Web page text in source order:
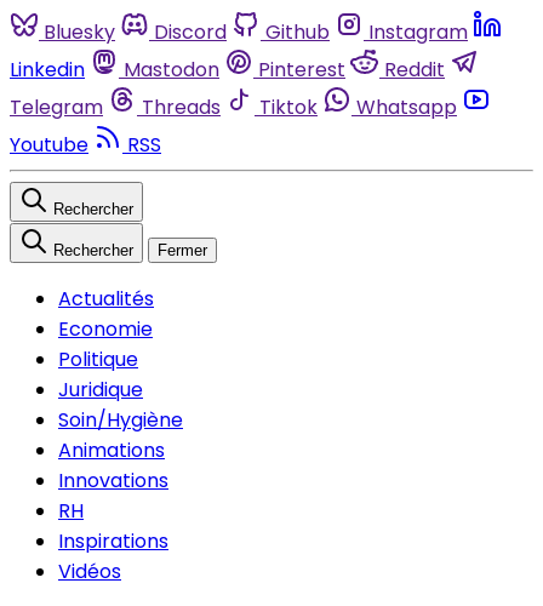
Bluesky Discord Github
Instagram
Linkedin
Mastodon Pinterest
Reddit
Telegram
Threads Tiktok
Whatsapp
Youtube
RSS
Rechercher
Rechercher Fermer
Actualités
Economie
Politique
Juridique
Soin/Hygiène
Animations
Innovations
RH
Inspirations
Vidéos